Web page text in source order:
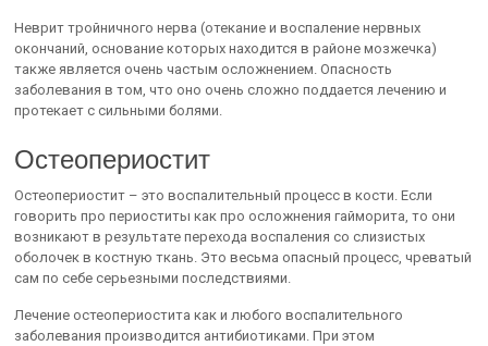
Неврит тройничного нерва (отекание и воспаление нервных
окончаний, основание которых находится в районе мозжечка)
также является очень частым осложнением. Опасность
заболевания в том, что оно очень сложно поддается лечению и
протекает с сильными болями.
Остеопериостит
Остеопериостит – это воспалительный процесс в кости. Если
говорить про периоститы как про осложнения гайморита, то они
возникают в результате перехода воспаления со слизистых
оболочек в костную ткань. Это весьма опасный процесс, чреватый
сам по себе серьезными последствиями.
Лечение остеопериостита как и любого воспалительного
заболевания производится антибиотиками. При этом